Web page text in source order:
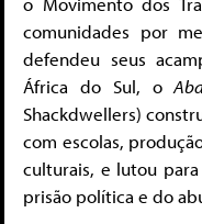
comunidades por
defendeu seus
África do Sul, o
Shackdwellers)
com escolas,
culturais, e lutou
prisão política e do